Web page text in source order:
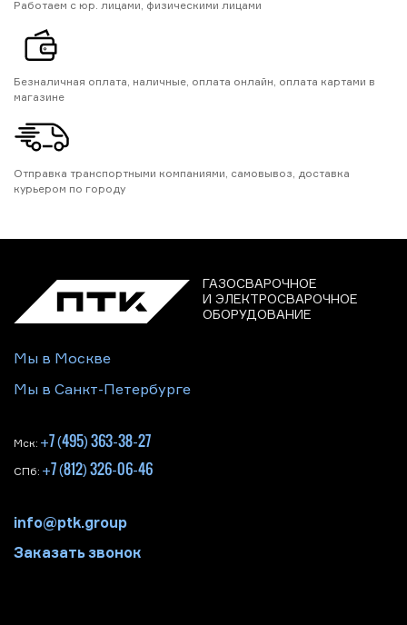
Работаем с юр. лицами, физическими лицами
Безналичная оплата, наличные, оплата онлайн, оплата картами в
магазине
Отправка транспортными компаниями, самовывоз, доставка
курьером по городу
ГАЗОСВАРОЧНОЕ
И ЭЛЕКТРОСВАРОЧНОЕ
ОБОРУДОВАНИЕ
Мы в Москве
Мы в Санкт-Петербурге
Мск: +7 (495) 363-38-27
СПб: +7 (812) 326-06-46
info@ptk.group
Заказать звонок